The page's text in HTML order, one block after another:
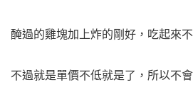
醃過的雞塊加上炸的剛好，吃起來
不過就是單價不低就是了，所以不